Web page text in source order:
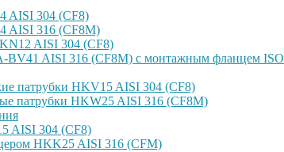
AISI 304 (CF8)
AISI 316 (CF8M)
AISI 304 (CF8)
AISI 316 (CF8M) с монтажным фланцем ISO
патрубки HKV15 AISI 304 (CF8)
патрубки HKW25 AISI 316 (CF8M)
AISI 304 (CF8)
HKK25 AISI 316 (CFM)